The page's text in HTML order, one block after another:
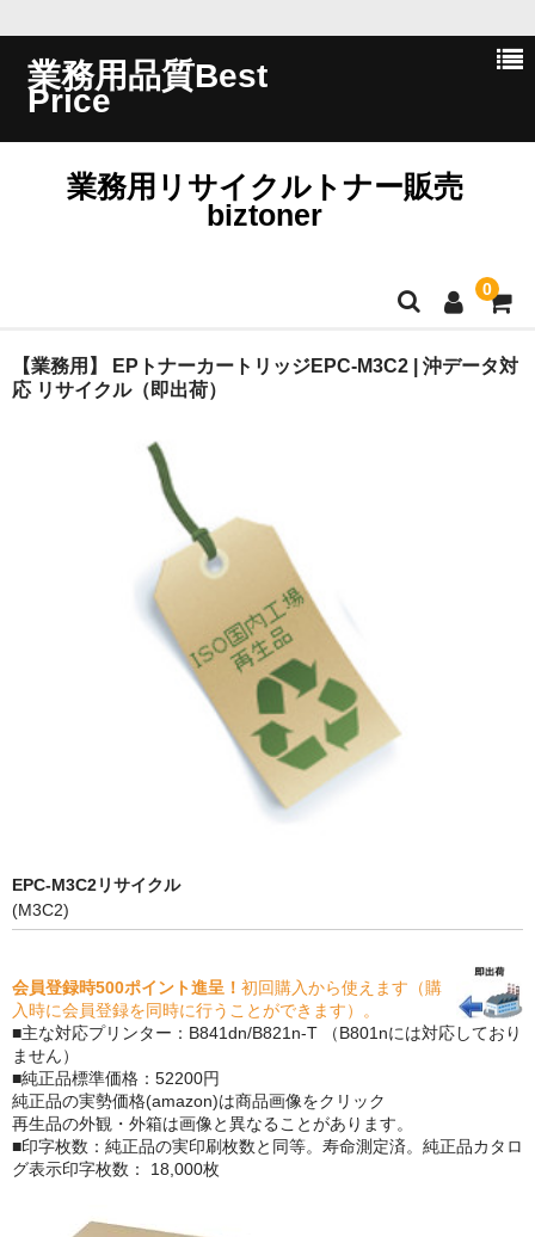
業務用品質Best
Price
業務用リサイクルトナー販売
biztoner
0
ホーム
特定商取引法に基づく表示
トナー・ドラム交換・修理
動画で分かる
トナーの種類と比較
トナー再生の流れ
もっと安い販売店があります。何が違うのですか？
リサイクルトナーで経費削減
【業務用】 EPトナーカートリッジEPC-M3C2 | 沖データ対
応 リサイクル（即出荷）
EPC-M3C2リサイクル
(M3C2)
会員登録時500ポイント進呈！ 初回購入から使えます（購
入時に会員登録を同時に行うことができます）。
■主な対応プリンター：B841dn/B821n-T （B801nには対応しており
ません）
■純正品標準価格：52200円
純正品の実勢価格(amazon)は商品画像をクリック
再生品の外観・外箱は画像と異なることがあります。
■印字枚数：純正品の実印刷枚数と同等。寿命測定済。純正品カタロ
グ表示印字枚数： 18,000枚